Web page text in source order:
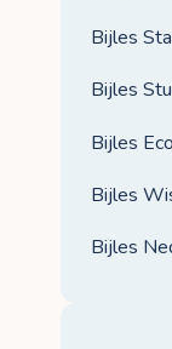
Bijles
Bijles
Bijles
Bijles
Bijles